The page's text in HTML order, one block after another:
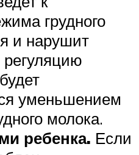
грудного
и нарушит
уменьшением
молока.
ребенка. Если